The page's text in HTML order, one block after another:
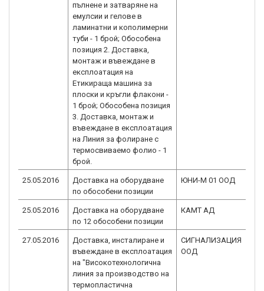
пълнене и затваряне на
емулсии и гелове в
ламинатни и кополимерни
туби - 1 брой; Обособена
позиция 2. Доставка,
монтаж и въвеждане в
експлоатация на
Етикираща машина за
плоски и кръгли флакони -
1 брой; Обособена позиция
3. Доставка, монтаж и
въвеждане в експлоатация
на Линия за фолиране с
термосвиваемо фолио - 1
брой.
25.05.2016
Доставка на оборудване
по обособени позиции
ЮНИ-М 01 ООД
25.05.2016
Доставка на оборудване
по 12 обособени позиции
КАМТ АД
27.05.2016
Доставка, инсталиране и
въвеждане в експлоатация
на "Високотехнологична
линия за производство на
термопластична
СИГНАЛИЗАЦИЯ
ООД